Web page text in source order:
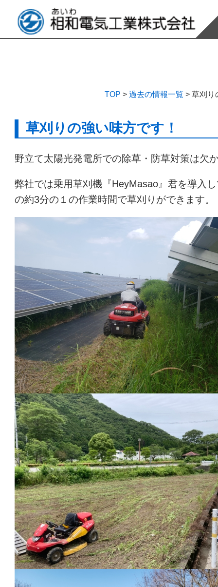
TOP > 過去の情報一覧 > 草刈り
草刈りの強い味方です！
野立て太陽光発電所での除草・防草対策は欠
弊社では乗用草刈機『HeyMasao』君を導入
の約3分の１の作業時間で草刈りができます。